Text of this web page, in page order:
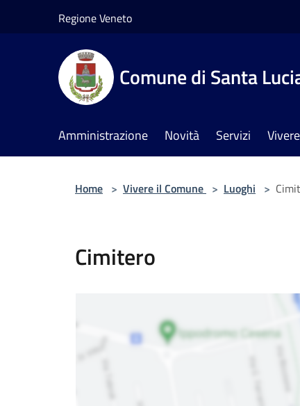
Regione Veneto
Comune di Santa
Amministrazione Novità Servizi
Home > Vivere il Comune > Luoghi >
Cimitero